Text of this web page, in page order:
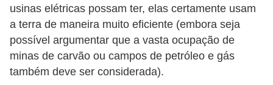
usinas elétricas possam ter, elas certamente usam
a terra de maneira muito eficiente (embora seja
possível argumentar que a vasta ocupação de
minas de carvão ou campos de petróleo e gás
também deve ser considerada).